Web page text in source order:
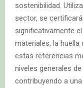
sostenibilidad.
sector, se
significativamente
materiales, la huella
estas referencias
niveles generales
contribuyendo a